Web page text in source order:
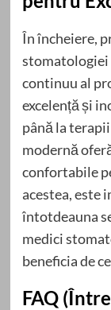
În încheiere,
stomatologiei
continuu al
excelență și
până la
modernă
confortabile
acestea, este
întotdeauna
medici
beneficia de
FAQ